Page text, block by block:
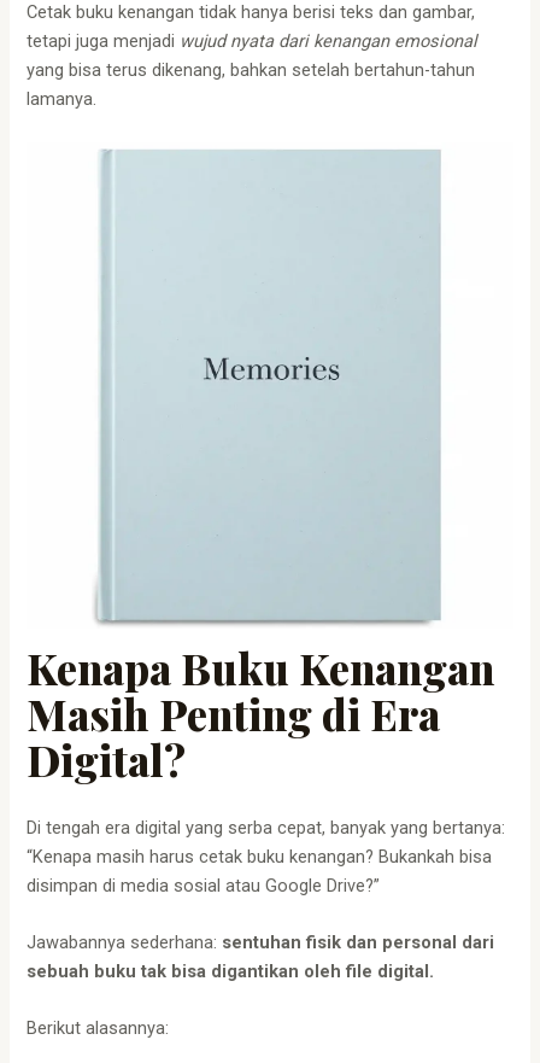
Cetak buku kenangan tidak hanya berisi teks dan gambar,
tetapi juga menjadi wujud nyata dari kenangan emosional
yang bisa terus dikenang, bahkan setelah bertahun-tahun
lamanya.
Kenapa Buku Kenangan
Masih Penting di Era
Digital?
Di tengah era digital yang serba cepat, banyak yang bertanya:
“Kenapa masih harus cetak buku kenangan? Bukankah bisa
disimpan di media sosial atau Google Drive?”
Jawabannya sederhana: sentuhan fisik dan personal dari
sebuah buku tak bisa digantikan oleh file digital.
Berikut alasannya: